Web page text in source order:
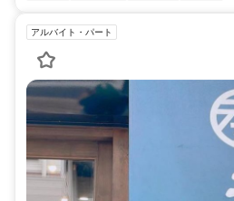
アルバイト・パート